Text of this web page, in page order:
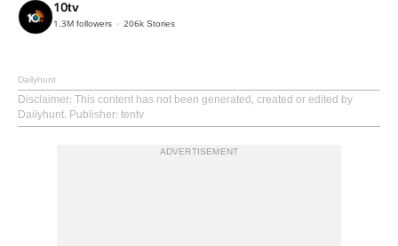
10tv
1.3M followers 206k Stories
Dailyhunt
Disclaimer: This content has not been generated, created or edited by
Dailyhunt. Publisher: tentv
ADVERTISEMENT